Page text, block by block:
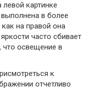
картинке
в более
на правой она
часто сбивает
что освещение в
к
отчетливо